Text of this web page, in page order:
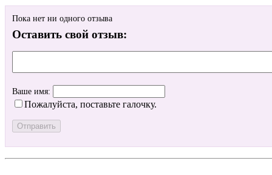
Пока нет ни одного отзыва
Оставить свой отзыв:
Ваше имя:
Пожалуйста, поставьте галочку.